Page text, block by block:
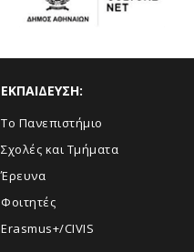
ΕΚΠΑΙΔΕΥΣΗ:
Το Πανεπιστήμιο
Σχολές και Τμήματα
Έρευνα
Φοιτητές
Erasmus+/CIVIS